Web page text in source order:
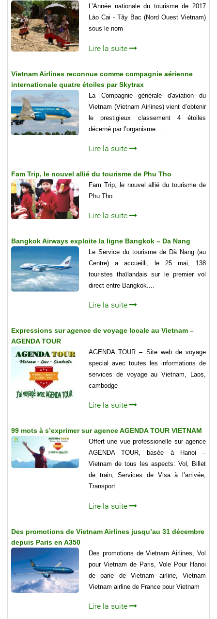
L’Année nationale du tourisme de 2017
Lào Cai - Tây Bac (Nord Ouest Vietnam)
sous le nom
Lire la suite
Vietnam Airlines reconnue comme compagnie aérienne
internationale quatre étoiles par Skytrax
La Compagnie générale d'aviation du
Vietnam (Vietnam Airlines) vient d’obtenir
le prestigieux classement 4 étoiles
décerné par l’organisme....
Lire la suite
Fam Trip, le nouvel allié du tourisme de Phu Tho
Fam Trip, le nouvel allié du tourisme de
Phu Tho
Lire la suite
Bangkok Airways exploite la ligne Bangkok – Da Nang
Le Service du tourisme de Dà Nang (au
Centre) a accueilli, le 25 mai, 138
touristes thaïlandais sur le premier vol
direct entre Bangkok....
Lire la suite
Expressions sur agence de voyage locale au Vietnam –
AGENDA TOUR
AGENDA TOUR – Site web de voyage
special avec toutes les informations de
services de voyage au Vietnam, Laos,
cambodge
Lire la suite
99 mots à s’exprimer sur agence AGENDA TOUR VIETNAM
Offert une vue professionelle sur agence
AGENDA TOUR, basée à Hanoi –
Vietnam de tous les aspects: Vol, Billet
de train, Services de Visa à l’arrivée,
Transport
Lire la suite
Des promotions de Vietnam Airlines jusqu’au 31 décembre
depuis Paris en A350
Des promotions de Vietnam Airlines, Vol
pour Vietnam de Paris, Vole Pour Hanoi
de parie de Vietnam airline, Vietnam
Vietnam airline de France pour Vietnam
Lire la suite